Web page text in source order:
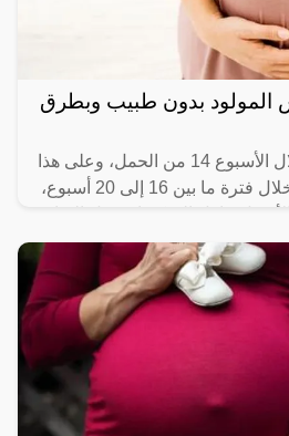
المولود بدون طبيب وبطرق
يتضح جنس الطفل خلال الأسبوع 14 من الحمل، وعلى هذا
يمكن القيام بالسونار خلال فترة ما بين 16 إلى 20 أسبوع،